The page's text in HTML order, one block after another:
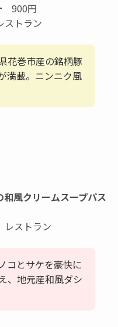
900円
トラン
花巻市産の銘柄豚
満載。ニンニク風
風クリームスープパス
ストラン
コとサケを豪快に
、地元産和風ダシ